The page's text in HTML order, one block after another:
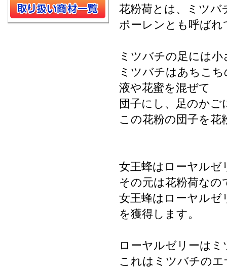
花粉荷とは、ミツバ
ポーレンとも呼ばれ
ミツバチの足には
ミツバチはあちこ
液や花蜜を混ぜて
団子にし、足のか
この花粉の団子を花
女王蜂はローヤル
その元は花粉荷なの
女王蜂はローヤルゼ
を獲得します。
ローヤルゼリーは
これはミツバチの